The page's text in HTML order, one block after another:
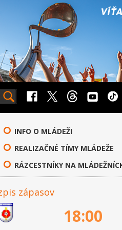
INFO O MLÁDEŽI
REALIZAČNÉ TÍMY MLÁDEŽE
RÁZCESTNÍKY NA
zápasov
18:00